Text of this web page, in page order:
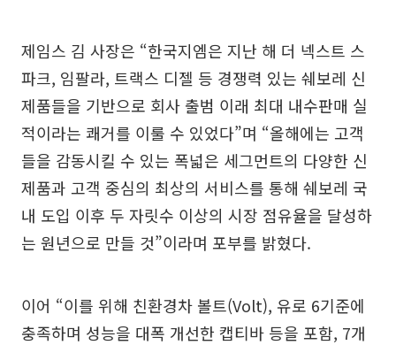
제임스 김 사장은 “한국지엠은 지난 해 더 넥스트 스
파크, 임팔라, 트랙스 디젤 등 경쟁력 있는 쉐보레 신
제품들을 기반으로 회사 출범 이래 최대 내수판매 실
적이라는 쾌거를 이룰 수 있었다”며 “올해에는 고객
들을 감동시킬 수 있는 폭넓은 세그먼트의 다양한 신
제품과 고객 중심의 최상의 서비스를 통해 쉐보레 국
내 도입 이후 두 자릿수 이상의 시장 점유율을 달성하
는 원년으로 만들 것”이라며 포부를 밝혔다.
이어 “이를 위해 친환경차 볼트(Volt), 유로 6기준에
충족하며 성능을 대폭 개선한 캡티바 등을 포함, 7개